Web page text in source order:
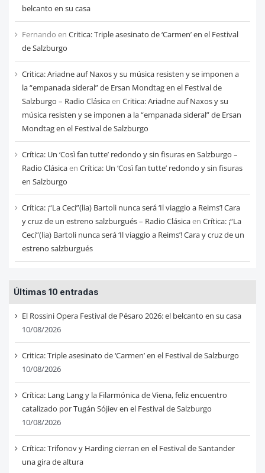
belcanto en su casa
Fernando en Critica: Triple asesinato de ‘Carmen’ en el Festival
de Salzburgo
Critica: Ariadne auf Naxos y su música resisten y se imponen a
la “empanada sideral” de Ersan Mondtag en el Festival de
Salzburgo – Radio Clásicaen Critica: Ariadne auf Naxos y su
música resisten y se imponen a la “empanada sideral” de Ersan
Mondtag en el Festival de Salzburgo
Crítica: Un ‘Così fan tutte’ redondo y sin fisuras en Salzburgo –
Radio Clásicaen Crítica: Un ‘Così fan tutte’ redondo y sin fisuras
en Salzburgo
Crítica: ¡“La Ceci”(lia) Bartoli nunca será ‘Il viaggio a Reims’! Cara
y cruz de un estreno salzburgués – Radio Clásicaen Crítica: ¡“La
Ceci”(lia) Bartoli nunca será ‘Il viaggio a Reims’! Cara y cruz de un
estreno salzburgués
Últimas 10 entradas
El Rossini Opera Festival de Pésaro 2026: el belcanto en su casa
10/08/2026
Critica: Triple asesinato de ‘Carmen’ en el Festival de Salzburgo
10/08/2026
Crítica: Lang Lang y la Filarmónica de Viena, feliz encuentro
catalizado por Tugán Sójiev en el Festival de Salzburgo
10/08/2026
Crítica: Trifonov y Harding cierran en el Festival de Santander
una gira de altura